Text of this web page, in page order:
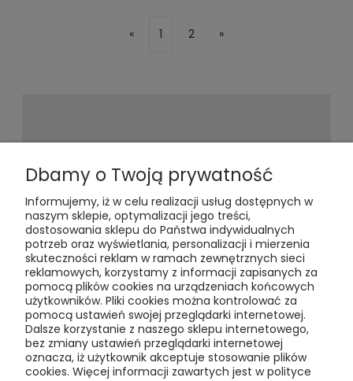
« 1 2 »
Newsletter
Podaj swój adres e-mail, jeżeli chcesz
otrzymywać informacje o
nowościach i promocjach.
Pomoc
Dbamy o Twoją prywatność
Informujemy, iż w celu realizacji usług dostępnych w
naszym sklepie, optymalizacji jego treści,
dostosowania sklepu do Państwa indywidualnych
potrzeb oraz wyświetlania, personalizacji i mierzenia
skuteczności reklam w ramach zewnętrznych sieci
reklamowych, korzystamy z informacji zapisanych za
pomocą plików cookies na urządzeniach końcowych
użytkowników. Pliki cookies można kontrolować za
pomocą ustawień swojej przeglądarki internetowej.
Dalsze korzystanie z naszego sklepu internetowego,
bez zmiany ustawień przeglądarki internetowej
oznacza, iż użytkownik akceptuje stosowanie plików
cookies. Więcej informacji zawartych jest w polityce